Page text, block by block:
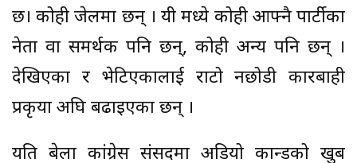
छ। कोही जेलमा छन् । यी मध्ये कोही आफ्नै पार्टीका
नेता वा समर्थक पनि छन्, कोही अन्य पनि छन् ।
देखिएका र भेटिएकालाई राटो नछोडी कारबाही
प्रकृया अघि बढाइएका छन् ।
यति बेला कांग्रेस संसदमा अडियो कान्डको खुब